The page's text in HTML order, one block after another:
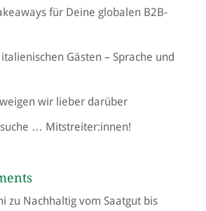
für Deine globalen B2B-
Gästen – Sprache und
wir lieber darüber
suche … Mitstreiter:innen!
zu Nachhaltig vom Saatgut bis